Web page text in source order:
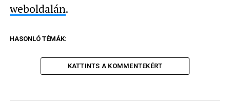
weboldalán.
HASONLÓ TÉMÁK:
KATTINTS A KOMMENTEKÉRT